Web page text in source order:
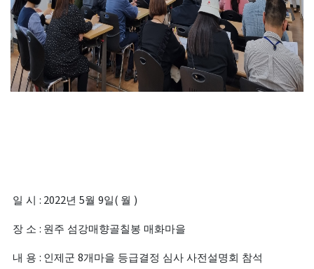
일 시 : 2022년 5월 9일( 월 )
장 소 : 원주 섬강매향골칠봉 매화마을
내 용 : 인제군 8개마을 등급결정 심사 사전설명회 참석